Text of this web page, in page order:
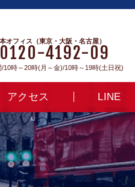
オフィス（東京・大阪・名古屋）
4192-09
/10時～20時(月～金)/10時～19時(土日祝)
アクセス LINE